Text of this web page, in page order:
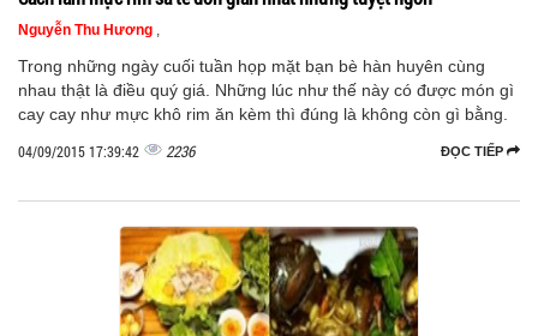
Nguyễn Thu Hương ,
Trong những ngày cuối tuần họp mặt bạn bè hàn huyên cùng
nhau thật là điều quý giá. Những lúc như thế này có được món gì
cay cay như mực khô rim ăn kèm thì đúng là không còn gì bằng.
ĐỌC TIẾP
04/09/2015 17:39:42 2236